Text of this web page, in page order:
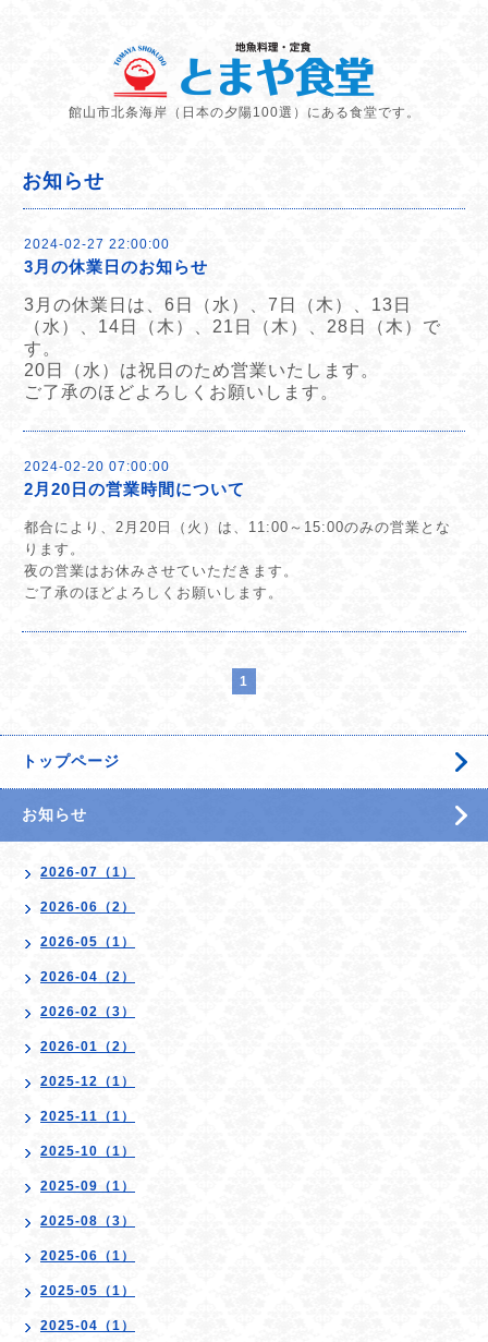
館山市北条海岸（日本の夕陽100選）にある食堂です。
お知らせ
2024-02-27 22:00:00
3月の休業日のお知らせ
3月の休業日は、6日（水）、7日（木）、13日
（水）、14日（木）、21日（木）、28日（木）で
す。
20日（水）は祝日のため営業いたします。
ご了承のほどよろしくお願いします。
2024-02-20 07:00:00
2月20日の営業時間について
都合により、2月20日（火）は、11:00～15:00のみの営業とな
ります。
夜の営業はお休みさせていただきます。
ご了承のほどよろしくお願いします。
1
トップページ
お知らせ
2026-07（1）
2026-06（2）
2026-05（1）
2026-04（2）
2026-02（3）
2026-01（2）
2025-12（1）
2025-11（1）
2025-10（1）
2025-09（1）
2025-08（3）
2025-06（1）
2025-05（1）
2025-04（1）